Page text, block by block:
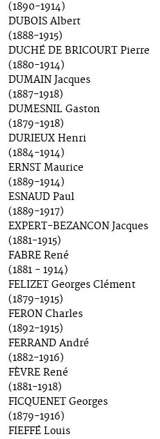
(1890-1914)
DUBOIS Albert
(1888-1915)
DUCHÉ DE BRICOURT Pierre
(1880-1914)
DUMAIN Jacques
(1887-1918)
DUMESNIL Gaston
(1879-1918)
DURIEUX Henri
(1884-1914)
ERNST Maurice
(1889-1914)
ESNAUD Paul
(1889-1917)
EXPERT-BEZANCON Jacques
(1881-1915)
FABRE René
(1881 - 1914)
FELIZET Georges Clément
(1879-1915)
FERON Charles
(1892-1915)
FERRAND André
(1882-1916)
FÈVRE René
(1881-1918)
FICQUENET Georges
(1879-1916)
FIEFFÉ Louis